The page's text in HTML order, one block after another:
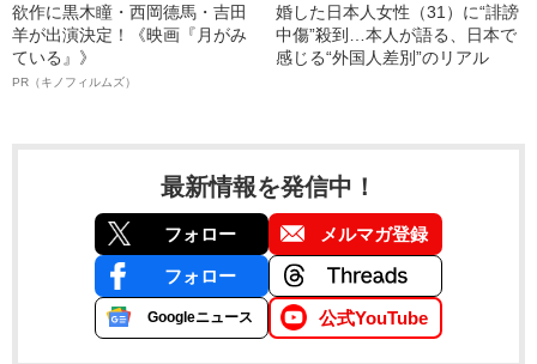
欲作に黒木瞳・西岡德馬・吉田
羊が出演決定！《映画『月がみ
ている』》
PR（キノフィルムズ）
婚した日本人女性（31）に“誹謗
中傷”殺到…本人が語る、日本で
感じる“外国人差別”のリアル
最新情報を発信中！
フォロー メルマガ登録
フォロー
Googleニュース 公式YouTube